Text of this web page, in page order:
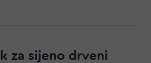
za sijeno drveni